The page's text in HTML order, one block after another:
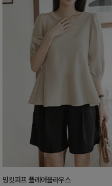
밍킷퍼프 플레어블라우스